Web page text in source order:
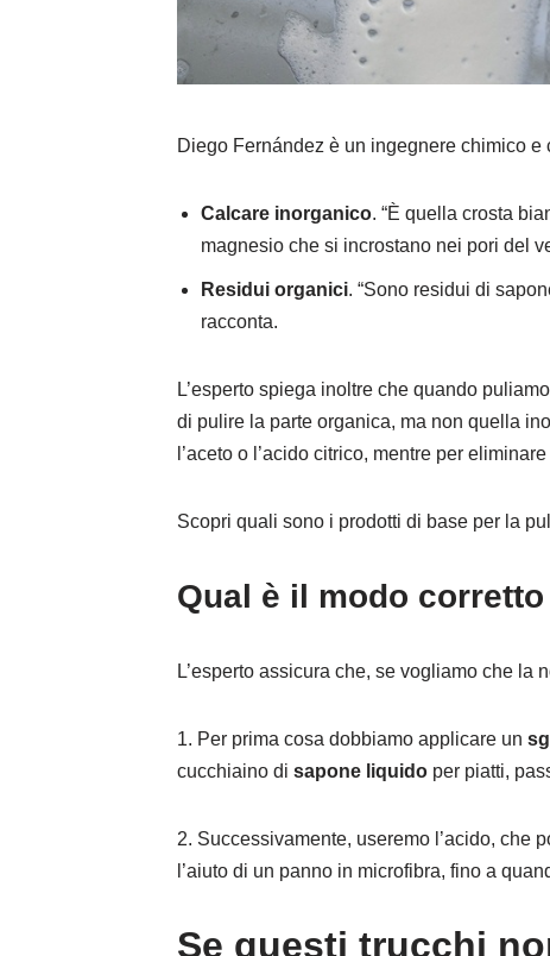
Diego Fernández è un ingegnere chimico
Calcare inorganico. “È quella crosta
magnesio che si incrostano nei pori del
Residui organici. “Sono residui di
racconta.
L’esperto spiega inoltre che quando
di pulire la parte organica, ma non quella
l’aceto o l’acido citrico, mentre per
Scopri quali sono i prodotti di base per la
Qual è il modo
L’esperto assicura che, se vogliamo che
1. Per prima cosa dobbiamo applicare un
cucchiaino di sapone liquido per piatti,
2. Successivamente, useremo l’acido, che
l’aiuto di un panno in microfibra, fino a
Se questi trucchi